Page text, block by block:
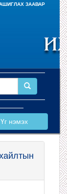
ЗААВАР
Үг нэмэх